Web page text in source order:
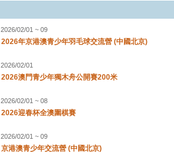
2026/02/01 ~ 09
2026年京港澳青少年羽毛球交流營 (中國北京)
2026/02/01
2026澳門青少年獨木舟公開賽200米
2026/02/01 ~ 08
2026迎春杯全澳圍棋賽
2026/02/01 ~ 09
京港澳青少年交流營 (中國北京)